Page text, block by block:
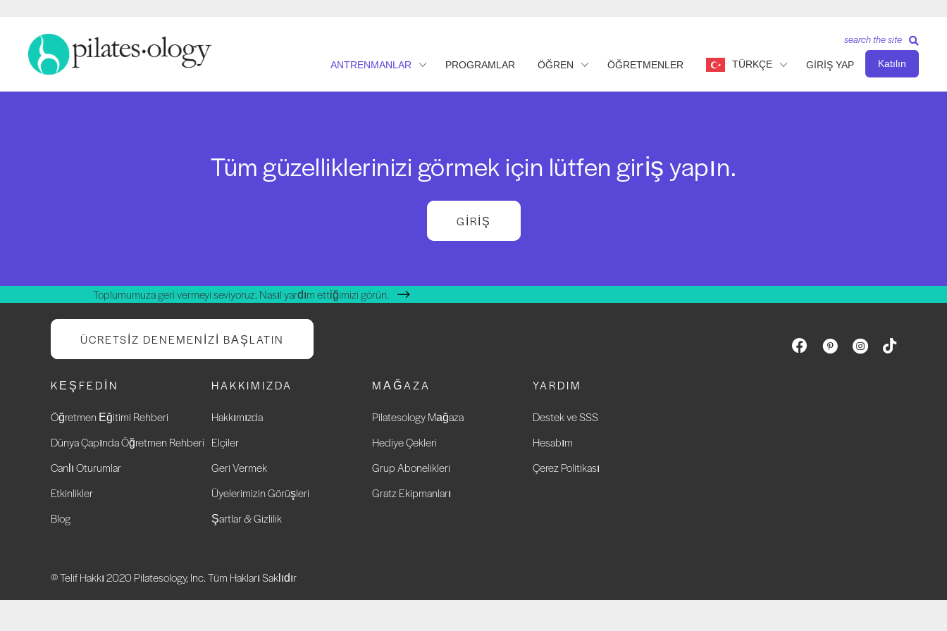
ANTRENMANLAR PROGRAMLAR ÖĞREN ÖĞRETMENLER TÜRKÇE GİRİŞ YAP Katılın
search the site
Tüm güzelliklerinizi görmek için lütfen giriş yapın.
GIRIŞ
Toplumumuza geri vermeyi seviyoruz. Nasıl yardım ettiğimizi görün.
ÜCRETSIZ DENEMENIZI BAŞLATIN
KEŞFEDIN
Öğretmen Eğitimi Rehberi
Dünya Çapında Öğretmen Rehberi
Canlı Oturumlar
Etkinlikler
Blog
HAKKIMIZDA
Hakkımızda
Elçiler
Geri Vermek
Üyelerimizin Görüşleri
Şartlar & Gizlilik
MAĞAZA
Pilatesology Mağaza
Hediye Çekleri
Grup Abonelikleri
Gratz Ekipmanları
YARDIM
Destek ve SSS
Hesabım
Çerez Politikası
© Telif Hakkı 2020 Pilatesology, Inc. Tüm Hakları Saklıdır